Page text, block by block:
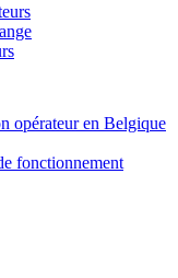
opérateur en Belgique
fonctionnement